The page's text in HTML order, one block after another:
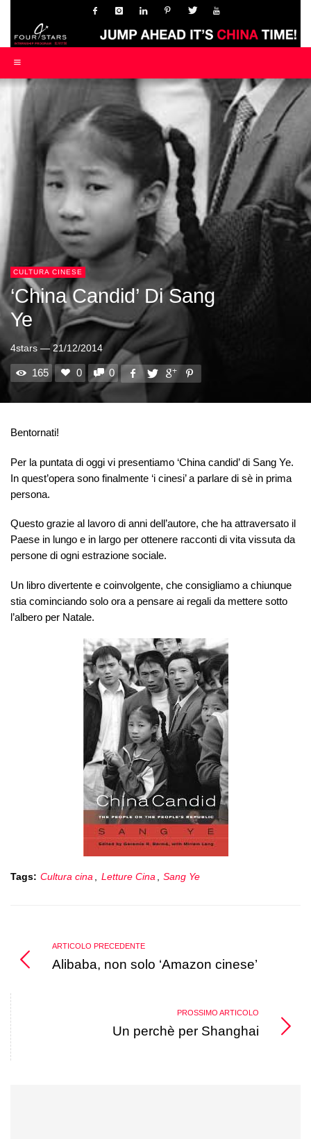
CULTURA CINESE
‘China Candid’ Di Sang
Ye
4stars — 21/12/2014
165 0 0
Bentornati!
Per la ‪puntata‬ di oggi vi presentiamo ‘China candid’ di Sang Ye.
In quest’opera sono finalmente ‘i cinesi’ a parlare di sè in prima
persona.
Questo grazie al lavoro di anni dell’autore, che ha attraversato il
Paese in lungo e in largo per ottenere racconti di vita vissuta da
persone di ogni estrazione sociale.
Un libro divertente e coinvolgente, che consigliamo a chiunque
stia cominciando solo ora a pensare ai regali da mettere sotto
l’albero per Natale.
Tags: Cultura cina Letture Cina Sang Ye
ARTICOLO PRECEDENTE
Alibaba, non solo ‘Amazon cinese’
PROSSIMO ARTICOLO
Un perchè per Shanghai